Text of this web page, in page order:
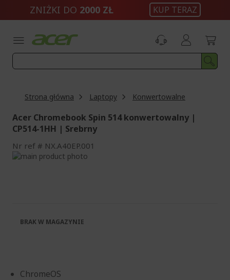
ZNIŻKI DO 2000 ZŁ KUP TERAZ
Strona główna Laptopy Konwertowalne
Acer Chromebook Spin 514 konwertowalny |
CP514-1HH | Srebrny
Nr ref NX.A40EP.001
Przejdź
ChromeOS
BRAK W MAGAZYNIE